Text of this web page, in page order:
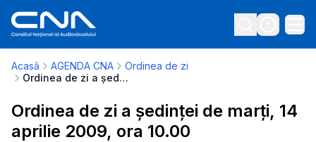
Acasă AGENDA CNA
Ordinea de zi
Ordinea de zi a ședinței de marți, 14 aprilie 2009, ora 10.00
Ordinea de zi a ședinței de marți, 14
aprilie 2009, ora 10.00